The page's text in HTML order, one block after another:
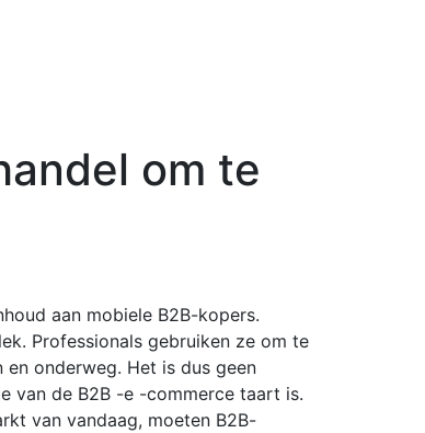
om te
aan mobiele B2B-kopers.
Professionals gebruiken ze om te
onderweg. Het is dus geen
van de B2B -e -commerce taart is.
van vandaag, moeten B2B-